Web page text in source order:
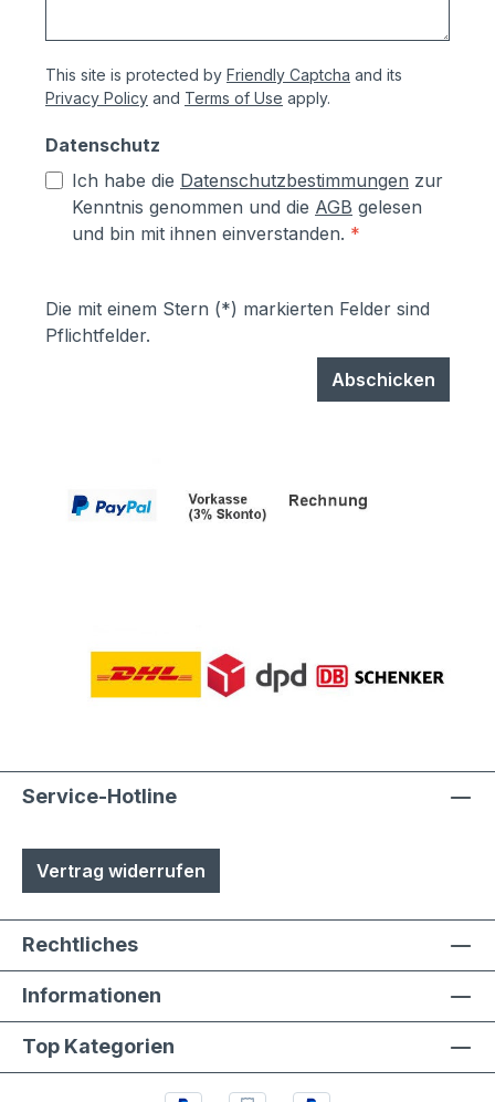
This site is protected by Friendly Captcha and its
Privacy Policy and Terms of Use apply.
Datenschutz
Ich habe die Datenschutzbestimmungen zur
Kenntnis genommen und die AGB gelesen
und bin mit ihnen einverstanden. *
Die mit einem Stern (*) markierten Felder sind
Pflichtfelder.
Abschicken
Service-Hotline
Vertrag widerrufen
Rechtliches
Informationen
Top Kategorien